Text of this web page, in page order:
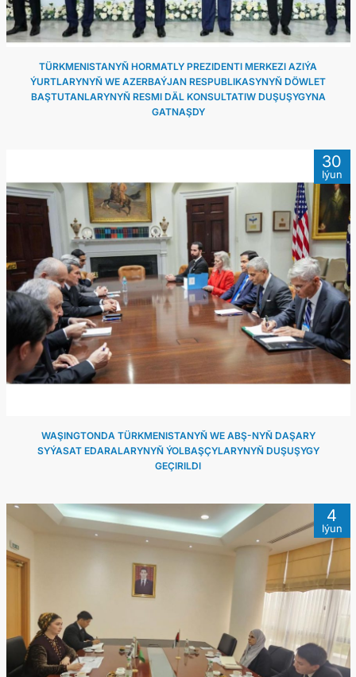
TÜRKMENISTANYŇ HORMATLY PREZIDENTI MERKEZI AZIÝA
ÝURTLARYNYŇ WE AZERBAÝJAN RESPUBLIKASYNYŇ DÖWLET
BAŞTUTANLARYNYŇ RESMI DÄL KONSULTATIW DUŞUŞYGYNA
GATNAŞDY
30
Iýun
WAŞINGTONDA TÜRKMENISTANYŇ WE ABŞ-NYŇ DAŞARY
SYÝASAT EDARALARYNYŇ ÝOLBAŞÇYLARYNYŇ DUŞUŞYGY
GEÇIRILDI
4
Iýun